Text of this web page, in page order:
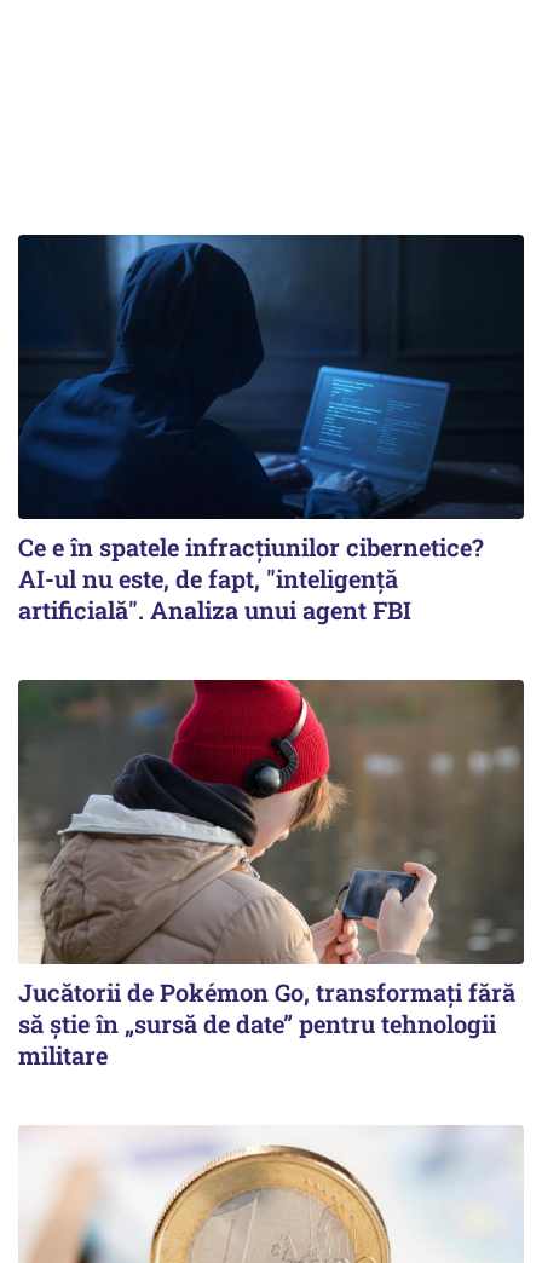
Ce e în spatele infracţiunilor cibernetice?
AI-ul nu este, de fapt, "inteligenţă
artificială". Analiza unui agent FBI
Jucătorii de Pokémon Go, transformați fără
să știe în „sursă de date” pentru tehnologii
militare